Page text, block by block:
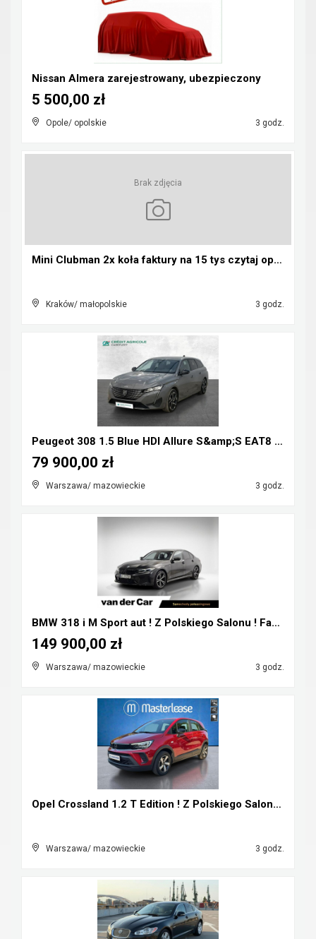
Nissan Almera zarejestrowany, ubezpieczony
Opole/ opolskie 3 godz.
5 500,00 zł
Brak zdjęcia
Mini Clubman 2x koła faktury na 15 tys czytaj opis...
Kraków/ małopolskie 3 godz.
Peugeot 308 1.5 Blue HDI Allure S&amp;S EAT8 Kombi...
Warszawa/ mazowieckie 3 godz.
79 900,00 zł
BMW 318 i M Sport aut ! Z Polskiego Salonu ! Faktu...
Warszawa/ mazowieckie 3 godz.
149 900,00 zł
Opel Crossland 1.2 T Edition ! Z Polskiego Salonu ...
Warszawa/ mazowieckie 3 godz.